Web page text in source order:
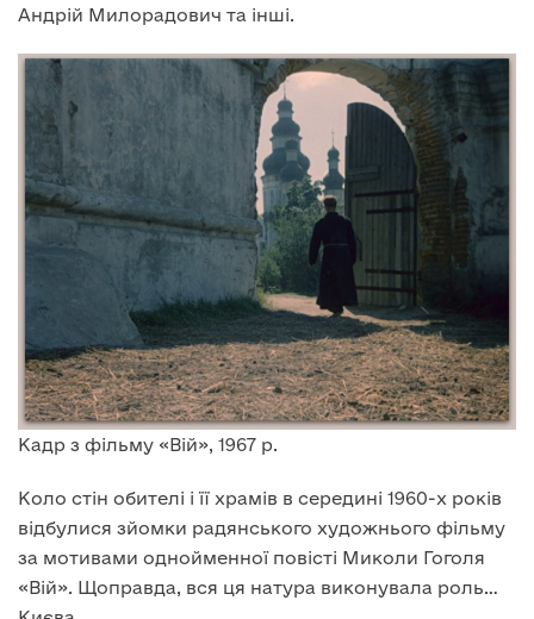
Андрій Милорадович та інші.
Кадр з фільму «Вій», 1967 р.
Коло стін обителі і її храмів в середині 1960-х років
відбулися зйомки радянського художнього фільму
за мотивами однойменної повісті Миколи Гоголя
«Вій». Щоправда, вся ця натура виконувала роль…